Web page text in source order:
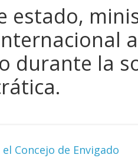
estado,
durante la
Concejo de Envigado